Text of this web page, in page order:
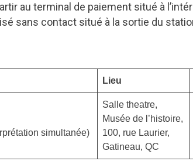
au terminal de paiement situé à
sans contact situé à la sortie du
Lieu
simultanée)
Salle theatre,
Musée de l’histoire,
100, rue Laurier,
Gatineau, QC